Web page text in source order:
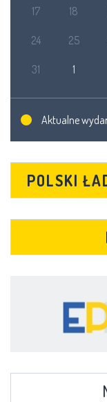
17 18
24 25
31 1
Aktualne
POLSKI